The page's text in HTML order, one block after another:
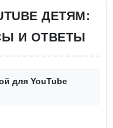
ДЕТЯМ:
И ОТВЕТЫ
для YouTube